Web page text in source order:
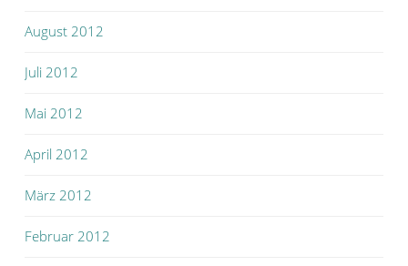
August 2012
Juli 2012
Mai 2012
April 2012
März 2012
Februar 2012